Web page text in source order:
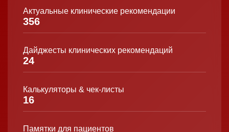
Актуальные клинические рекомендации
356
Дайджесты клинических рекомендаций
24
Калькуляторы & чек-листы
16
Памятки для пациентов